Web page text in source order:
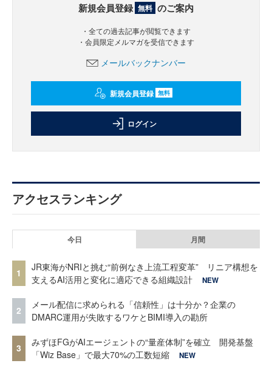
新規会員登録 無料 のご案内
・全ての過去記事が閲覧できます
・会員限定メルマガを受信できます
メールバックナンバー
新規会員登録 無料
ログイン
アクセスランキング
今日 月間
1
JR東海がNRIと挑む“前例なき上流工程変革” リニア構想を
支えるAI活用と変化に適応できる組織設計
NEW
2
メール配信に求められる「信頼性」は十分か？企業の
DMARC運用が失敗するワケとBIMI導入の勘所
3
みずほFGがAIエージェントの“量産体制”を確立 開発基盤
「Wiz Base」で最大70%の工数短縮
NEW